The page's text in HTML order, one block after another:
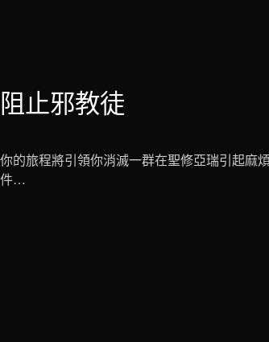
阻止邪教徒
你的旅程將引領你消滅一群在聖修亞瑞引起麻
件…